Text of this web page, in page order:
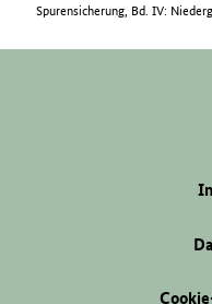
Spurensicherung, Bd. IV: